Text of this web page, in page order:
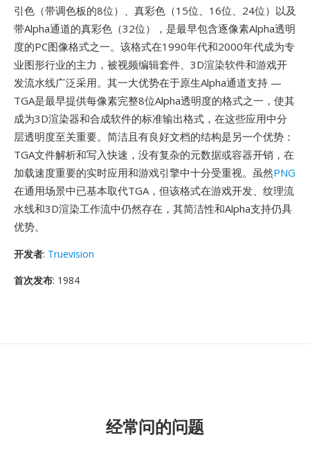
引色（带调色板的8位）、真彩色（15位、16位、24位）以及
带Alpha通道的真彩色（32位），是最早包含逐像素Alpha透明
度的PC图像格式之一。该格式在1990年代和2000年代成为专
业图形行业的主力，被视频编辑套件、3D渲染软件和游戏开
发流水线广泛采用。其一大优势在于原生Alpha通道支持 —
TGA是最早提供每像素完整8位Alpha透明度的格式之一，使其
成为3D渲染器和合成软件的标准输出格式，在这些应用中分
层透明度至关重要。简洁且有良好文档的结构是另一个优势：
TGA文件解析和写入快速，没有复杂的元数据或容器开销，在
加载速度重要的实时应用和游戏引擎中十分受重视。虽然PNG
在通用场景中已基本取代TGA，但该格式在游戏开发、纹理流
水线和3D渲染工作流中仍然存在，其简洁性和Alpha支持仍具
优势。
开发者: Truevision
首次发布: 1984
经常问的问题